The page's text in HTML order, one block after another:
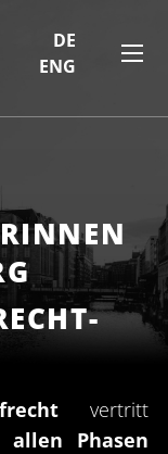
DE
ENG
vertritt
allen Phasen